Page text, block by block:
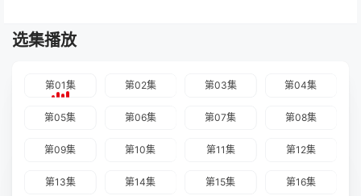
选集播放
第01集 第02集 第03集 第04集
第05集 第06集 第07集 第08集
第09集 第10集 第11集 第12集
第13集 第14集 第15集 第16集